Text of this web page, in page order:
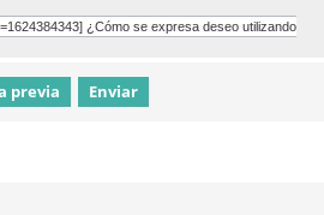
¿Cómo se expresa deseo utilizando